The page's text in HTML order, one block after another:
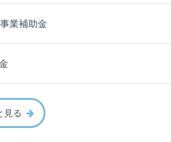
業補助金
見る